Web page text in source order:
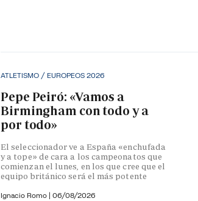
ATLETISMO / EUROPEOS 2026
Pepe Peiró: «Vamos a
Birmingham con todo y a
por todo»
El seleccionador ve a España «enchufada
y a tope» de cara a los campeonatos que
comienzan el lunes, en los que cree que el
equipo británico será el más potente
Ignacio Romo | 06/08/2026